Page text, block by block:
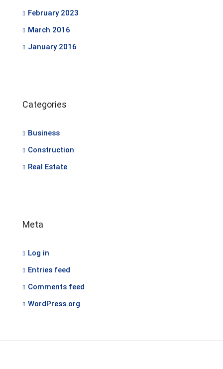
February 2023
March 2016
January 2016
Categories
Business
Construction
Real Estate
Meta
Log in
Entries feed
Comments feed
WordPress.org